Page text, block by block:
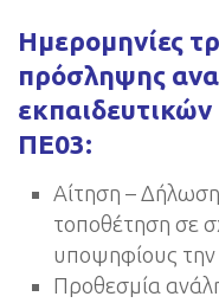
Ημερομηνίες
πρόσληψης
ΠΕ03:
Αίτηση –
τοποθέτηση σε
υποψηφίους την
Προθεσμία